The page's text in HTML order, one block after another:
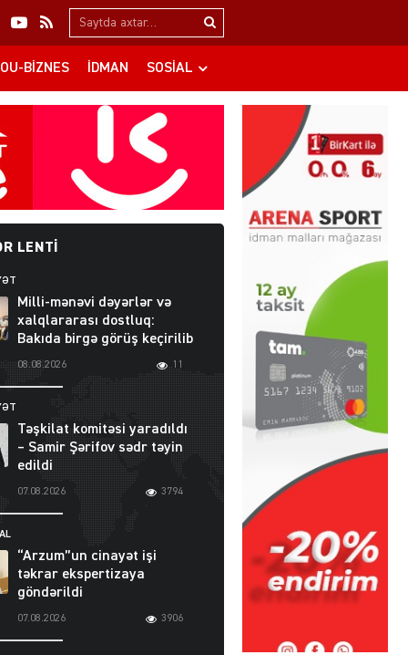
Search…
BIZNES İDMAN SOSIAL
LENTI
Milli-mənəvi dəyərlər və
xalqlararası dostluq:
Bakıda birgə görüş keçirilib
08.08.2026 11
Təşkilat komitəsi yaradıldı
– Samir Şərifov sədr təyin
edildi
07.08.2026 3794
“Arzum”un cinayət işi
təkrar ekspertizaya
göndərildi
07.08.2026 3906